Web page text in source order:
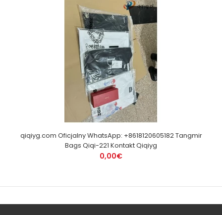
qiqiyg.com Oficjalny WhatsApp: +8618120605182 Tangmir
Bags Qiqi-221 Kontakt Qiqiyg
0,00€